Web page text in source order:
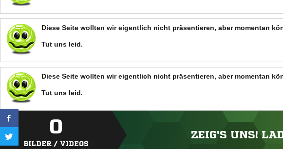
Diese Seite wollten wir eigentlich nicht präsentieren, aber momentan
Tut uns leid.
Diese Seite wollten wir eigentlich nicht präsentieren, aber momentan
Tut uns leid.
0
BILDER / VIDEOS
ZEIG'S UNS!